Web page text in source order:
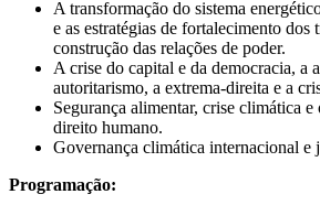
A transformação do sistema
e as estratégias de fortalecimento dos
construção das relações de poder.
A crise do capital e da democracia, a
autoritarismo, a extrema-direita e a
Segurança alimentar, crise climática
direito humano.
Governança climática internacional e
Programação: